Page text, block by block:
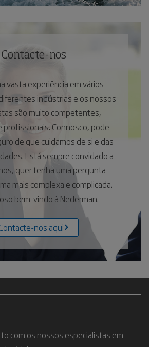
Contacte-nos
vasta experiência em vários
indústrias e os nossos
são muito competentes,
profissionais. Connosco, pode
de que cuidamos de si e das
Está sempre convidado a
quer tenha uma pergunta
mais complexa e complicada.
bem-vindo à Nederman.
nos aqui
com os nossos especialistas em